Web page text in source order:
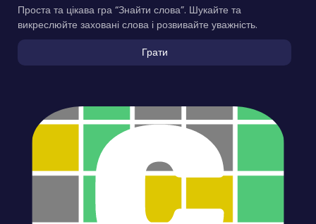
Проста та цікава гра “Знайти слова”. Шукайте та
викреслюйте заховані слова і розвивайте уважність.
Грати